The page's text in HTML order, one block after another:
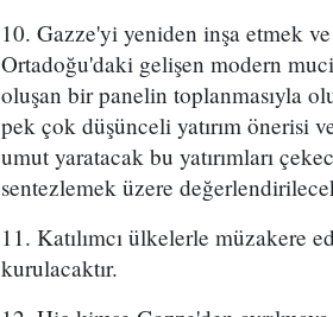
10. Gazze'yi yeniden inşa etmek
Ortadoğu'daki gelişen modern
oluşan bir panelin toplanmasıyla
pek çok düşünceli yatırım önerisi
umut yaratacak bu yatırımları
sentezlemek üzere
11. Katılımcı ülkelerle müzakere
kurulacaktır.